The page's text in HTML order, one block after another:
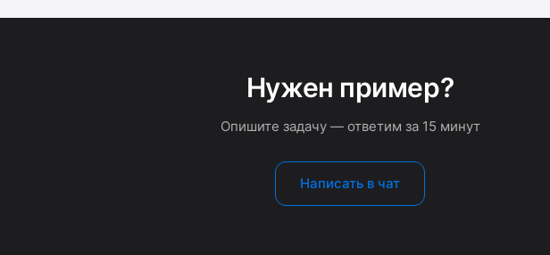
Нужен пример?
Опишите задачу — ответим за 15 минут
Написать в чат